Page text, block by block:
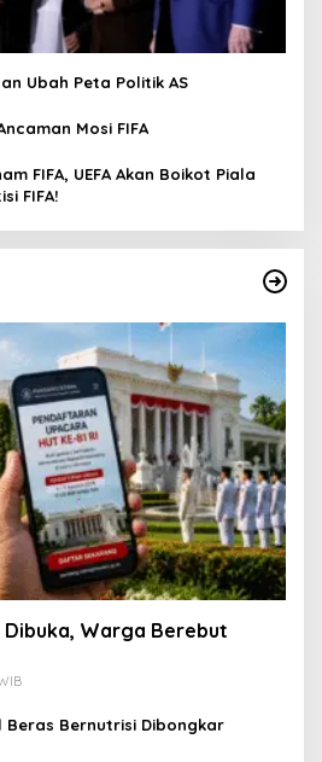
Ubah Peta Politik AS
Mosi FIFA
FIFA, UEFA Akan Boikot Piala
FIFA!
Warga Berebut
Beras Bernutrisi Dibongkar